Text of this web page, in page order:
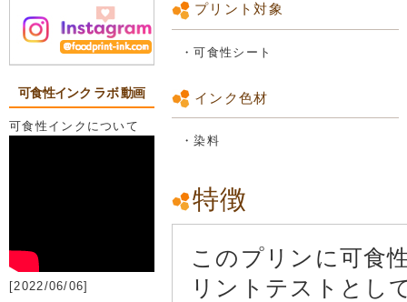
可食性インク ラボ 動画
可食性インクについて
[2022/06/06]
プリント対象
・可食性シート
インク色材
・染料
特徴
このプリンに可食
リントテストとし